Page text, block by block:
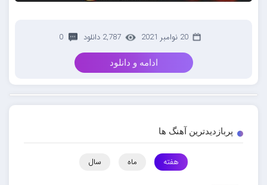
20 نوامبر 2021 2,787 دانلود 0
ادامه و دانلود
پربازدیدترین آهنگ ها
هفته ماه سال